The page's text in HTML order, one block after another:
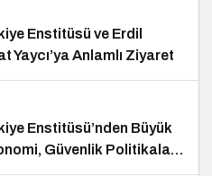
Enstitüsü ve Erdil
Yaycı’ya Anlamlı Ziyaret
Enstitüsü’nden Büyük
Güvenlik Politikaları